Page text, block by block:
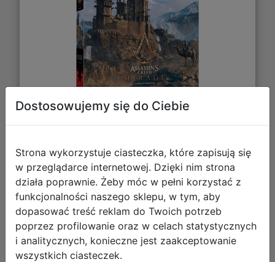
DO KOSZYKA
Galeria zdjęć
Dostosowujemy się do Ciebie
Strona wykorzystuje ciasteczka, które zapisują się
w przeglądarce internetowej. Dzięki nim strona
działa poprawnie. Żeby móc w pełni korzystać z
funkcjonalności naszego sklepu, w tym, aby
dopasować treść reklam do Twoich potrzeb
poprzez profilowanie oraz w celach statystycznych
i analitycznych, konieczne jest zaakceptowanie
wszystkich ciasteczek.